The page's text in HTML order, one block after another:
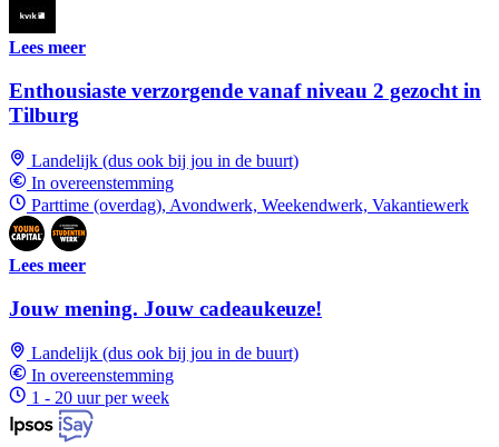
Lees meer
Enthousiaste verzorgende vanaf niveau 2 gezocht in
Tilburg
Landelijk (dus ook bij jou in de buurt)
In overeenstemming
Parttime (overdag), Avondwerk, Weekendwerk, Vakantiewerk
Lees meer
Jouw mening. Jouw cadeaukeuze!
Landelijk (dus ook bij jou in de buurt)
In overeenstemming
1 - 20 uur per week